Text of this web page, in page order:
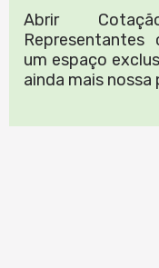
Abrir
Representantes
um espaço
ainda mais